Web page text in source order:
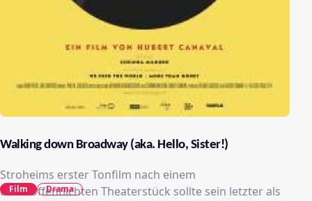
Walking down Broadway (aka. Hello, Sister!)
Stroheims erster Tonfilm nach einem
unveröffentlichten Theaterstück sollte sein letzter als
Film Drama